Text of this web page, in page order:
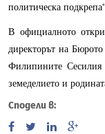
политическа
В официалното
директорът на
Филипините Сесилия
земеделието и
Сподели в: